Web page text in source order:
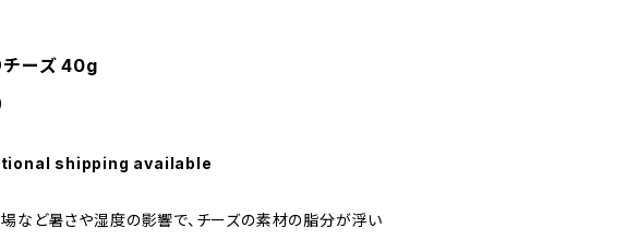
チーズ 40g
shipping available
など暑さや湿度の影響で、チーズの素材の脂分が浮い